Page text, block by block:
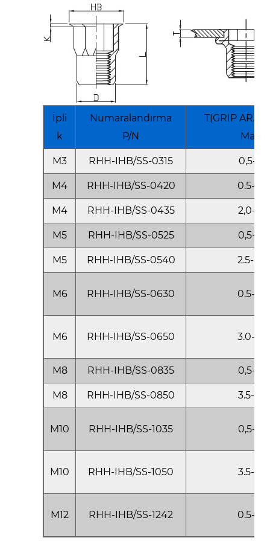
İpli
k
Numaralandırma
P/N
T(GRIP
Maks
M3 RHH-IHB/SS-0315 0,5-1,5
M4 RHH-IHB/SS-0420 0.5-2.0
M4 RHH-IHB/SS-0435 2,0-3,5
M5 RHH-IHB/SS-0525 0,5-2,5
M5 RHH-IHB/SS-0540 2.5-4.0
M6 RHH-IHB/SS-0630 0.5-3.0
M6 RHH-IHB/SS-0650 3.0-5.0
M8 RHH-IHB/SS-0835 0,5-3,5
M8 RHH-IHB/SS-0850 3.5-5.0
M10 RHH-IHB/SS-1035 0,5-3,5
M10 RHH-IHB/SS-1050 3.5-5.0
M12 RHH-IHB/SS-1242 0.5-4.2